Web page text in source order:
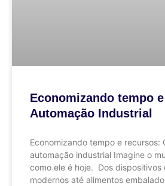
Economizando tempo
Automação Industrial
Economizando tempo e recursos:
automação industrial Imagine o
como ele é hoje. Dos dispositivos
modernos até alimentos